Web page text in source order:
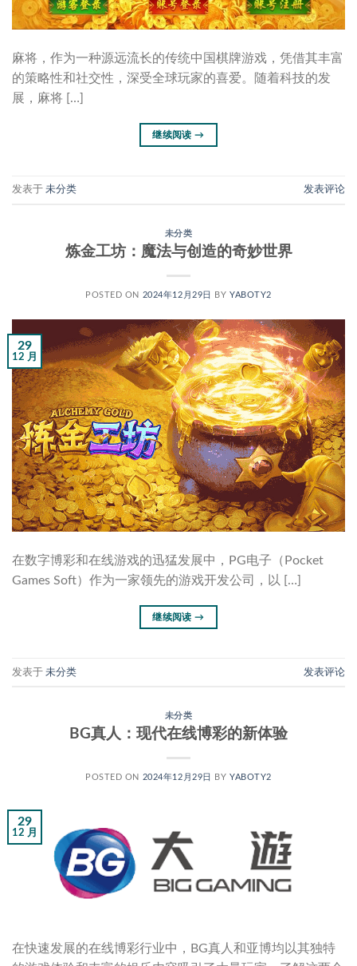
麻将，作为一种源远流长的传统中国棋牌游戏，凭借其丰富
的策略性和社交性，深受全球玩家的喜爱。随着科技的发
展，麻将 […]
继续阅读→
发表于 未分类 发表评论
未分类
炼金工坊：魔法与创造的奇妙世界
POSTED ON 2024年12月29日 BYYABOTY2
29
12 月
在数字博彩和在线游戏的迅猛发展中，PG电子（Pocket
Games Soft）作为一家领先的游戏开发公司，以 […]
继续阅读→
发表于 未分类 发表评论
未分类
BG真人：现代在线博彩的新体验
POSTED ON 2024年12月29日 BYYABOTY2
29
12 月
在快速发展的在线博彩行业中，BG真人和亚博均以其独特